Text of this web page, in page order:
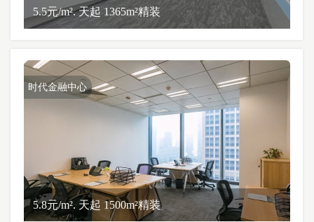
5.5元/m². 天起 1365m²精装
时代金融中心
5.8元/m². 天起 1500m²精装